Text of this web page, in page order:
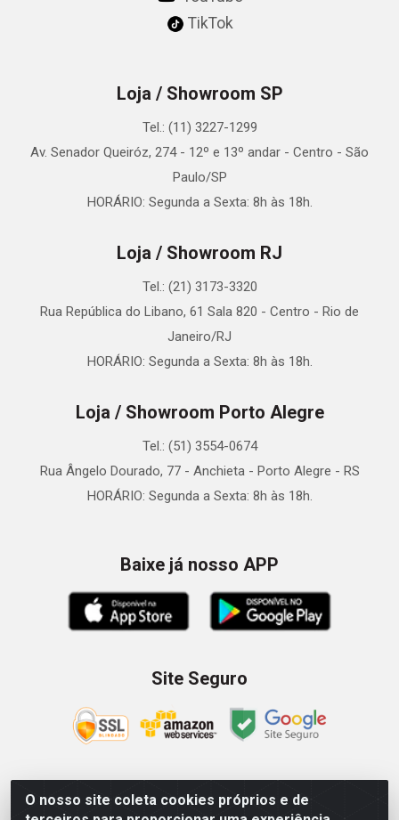
O nosso site coleta cookies próprios e de
TikTok
Loja / Showroom SP
Tel.: (11) 3227-1299
Av. Senador Queiróz, 274 - 12º e 13º andar - Centro - São
Paulo/SP
HORÁRIO: Segunda a Sexta: 8h às 18h.
Loja / Showroom RJ
Tel.: (21) 3173-3320
Rua República do Libano, 61 Sala 820 - Centro - Rio de
Janeiro/RJ
HORÁRIO: Segunda a Sexta: 8h às 18h.
Loja / Showroom Porto Alegre
Tel.: (51) 3554-0674
Rua Ângelo Dourado, 77 - Anchieta - Porto Alegre - RS
HORÁRIO: Segunda a Sexta: 8h às 18h.
Baixe já nosso APP
Site Seguro
Zein Importação e Comércio LTDA - Av. Senador Queiróz, 274